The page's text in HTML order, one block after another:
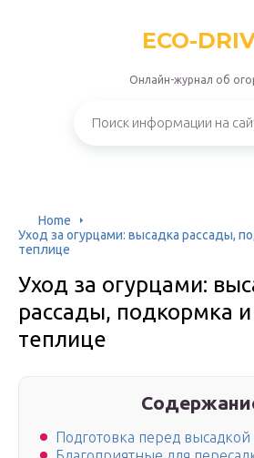
ECO-
Онлайн-журнал об
Home
Уход за огурцами: высадка рассады,
теплице
Уход за огурцами:
рассады, подкормка
теплице
Подготовка перед высадкой